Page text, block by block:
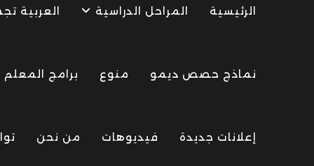
الرئيسية المراحل الدراسية العربية
نماذج حصص ديمو منوع برامج المعلم
إعلانات جديدة فيديوهات من نحن